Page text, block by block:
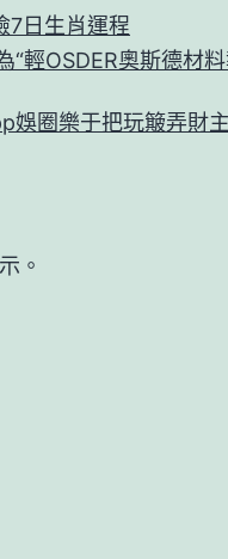
7日生肖運程
“輕OSDER奧斯德材
娛圈樂于把玩簸弄財
。